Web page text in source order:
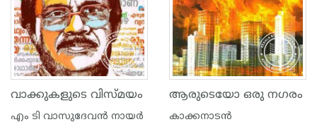
വാക്കുകളുടെ വിസ്മയം
എം ടി വാസുദേവന്‍ നായര്‍
ആരുടെയോ ഒരു നഗരം
കാക്കനാടന്‍